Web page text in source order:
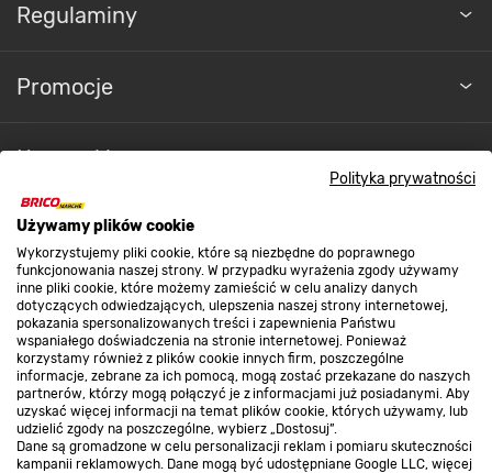
Polityka prywatności
Używamy plików cookie
Wykorzystujemy pliki cookie, które są niezbędne do poprawnego
funkcjonowania naszej strony. W przypadku wyrażenia zgody używamy
inne pliki cookie, które możemy zamieścić w celu analizy danych
dotyczących odwiedzających, ulepszenia naszej strony internetowej,
pokazania spersonalizowanych treści i zapewnienia Państwu
wspaniałego doświadczenia na stronie internetowej. Ponieważ
korzystamy również z plików cookie innych firm, poszczególne
informacje, zebrane za ich pomocą, mogą zostać przekazane do naszych
partnerów, którzy mogą połączyć je z informacjami już posiadanymi. Aby
uzyskać więcej informacji na temat plików cookie, których używamy, lub
udzielić zgody na poszczególne, wybierz „Dostosuj”.
Dane są gromadzone w celu personalizacji reklam i pomiaru skuteczności
kampanii reklamowych. Dane mogą być udostępniane Google LLC, więcej
Regulaminy
Promocje
Nasze sklepy
O nas
Kontakt do sklepu
Strefa biznesu
Dołącz do nas